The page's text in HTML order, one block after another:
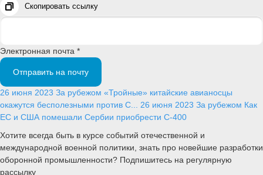
Скопировать ссылку
Электронная почта *
Отправить на почту
26 июня 2023 За рубежом «Тройные» китайские авианосцы
окажутся бесполезными против С... 26 июня 2023 За рубежом Как
ЕС и США помешали Сербии приобрести С-400
Хотите всегда быть в курсе событий отечественной и
международной военной политики, знать про новейшие разработки
оборонной промышленности? Подпишитесь на регулярную
рассылку